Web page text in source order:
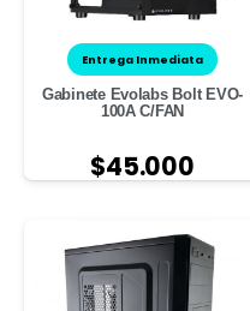
Entrega Inmediata
Gabinete Evolabs Bolt EVO-
100A C/FAN
$45.000